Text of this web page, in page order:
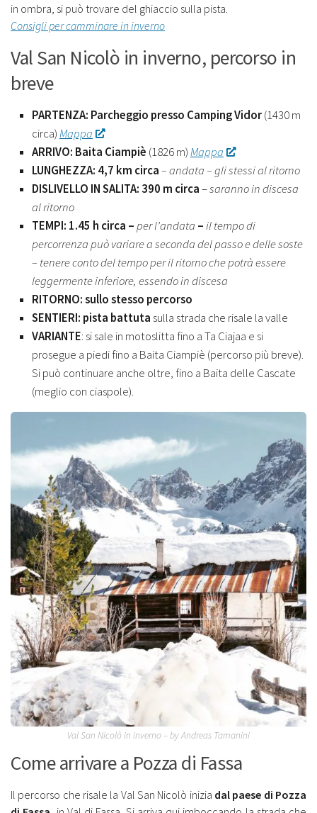
in ombra, si può trovare del ghiaccio sulla pista.
Consigli per camminare in inverno
Val San Nicolò in inverno, percorso in
breve
PARTENZA: Parcheggio presso Camping Vidor(1430 m
circa)Mappa
ARRIVO: Baita Ciampiè (1826 m)Mappa
LUNGHEZZA: 4,7 km circa– andata – gli stessi al ritorno
DISLIVELLO IN SALITA: 390 m circa–saranno in discesa
al ritorno
TEMPI: 1.45 h circa –per l’andata –il tempo di
percorrenza può variare a seconda del passo e delle soste
– tenere conto del tempo per il ritorno che potrà essere
leggermente inferiore, essendo in discesa
RITORNO: sullo stesso percorso
SENTIERI: pista battuta sulla strada che risale la valle
VARIANTE: si sale in motoslitta fino a Ta Ciajaa e si
prosegue a piedi fino a Baita Ciampiè (percorso più breve).
Si può continuare anche oltre, fino a Baita delle Cascate
(meglio con ciaspole).
Val San Nicolò in inverno – by Andreas Tamanini
Come arrivare a Pozza di Fassa
Il percorso che risale la Val San Nicolò inizia dal paese di Pozza